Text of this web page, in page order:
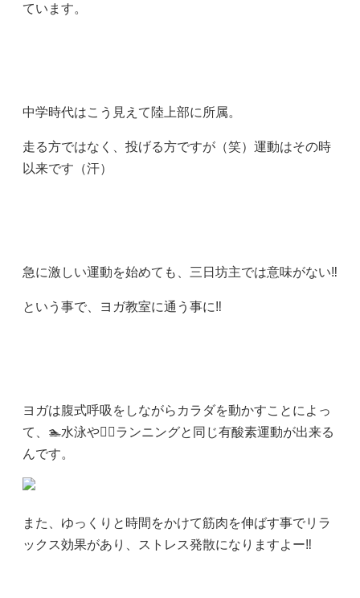
ています。
中学時代はこう見えて陸上部に所属。
走る方ではなく、投げる方ですが（笑）運動はその時
以来です（汗）
急に激しい運動を始めても、三日坊主では意味がない‼️
という事で、ヨガ教室に通う事に‼️
ヨガは腹式呼吸をしながらカラダを動かすことによっ
て、🏊水泳や🏃‍♀️ランニングと同じ有酸素運動が出来る
んです。
また、ゆっくりと時間をかけて筋肉を伸ばす事でリラ
ックス効果があり、ストレス発散になりますよー‼️